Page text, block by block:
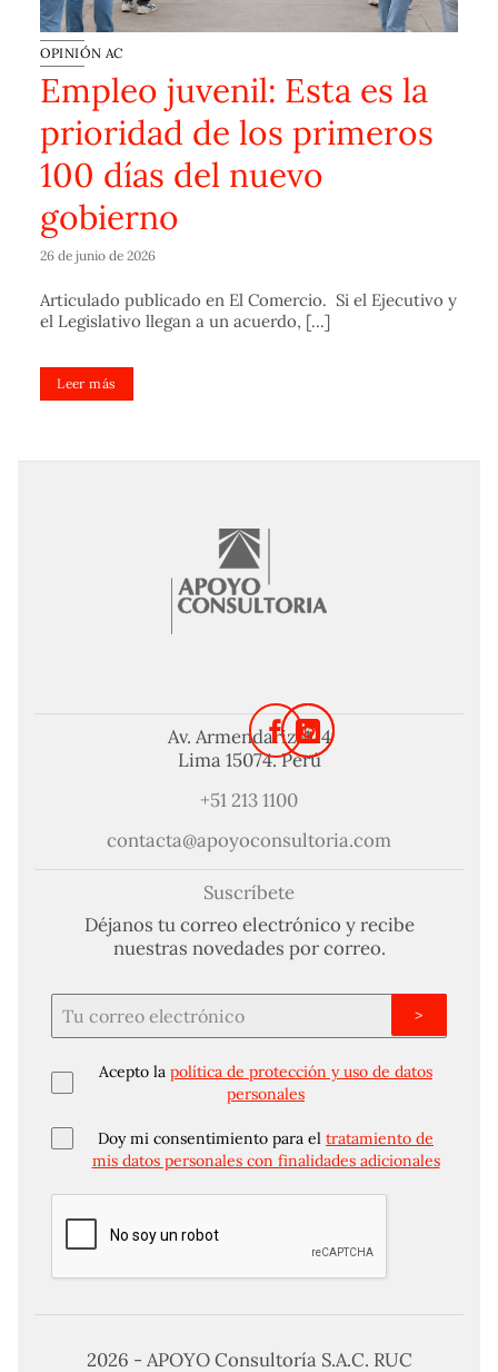
OPINIÓN AC
Empleo juvenil: Esta es la
prioridad de los primeros
100 días del nuevo
gobierno
26 de junio de 2026
Articulado publicado en El Comercio. Si el Ejecutivo y
el Legislativo llegan a un acuerdo, [...]
Leer más
Av. Armendariz 424
Lima 15074. Perú
+51 213 1100
contacta@apoyoconsultoria.com
Suscríbete
Déjanos tu correo electrónico y recibe
nuestras novedades por correo.
Acepto la política de protección y uso de datos
personales
Doy mi consentimiento para el tratamiento de
mis datos personales con finalidades adicionales
>
2026 - APOYO Consultoría S.A.C. RUC